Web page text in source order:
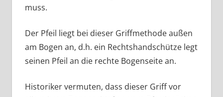
muss.
Der Pfeil liegt bei dieser Griffmethode außen
am Bogen an, d.h. ein Rechtshandschütze legt
seinen Pfeil an die rechte Bogenseite an.
Historiker vermuten, dass dieser Griff vor